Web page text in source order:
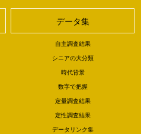
データ集
自主調査結果
シニアの大分類
時代背景
数字で把握
定量調査結果
定性調査結果
データリンク集